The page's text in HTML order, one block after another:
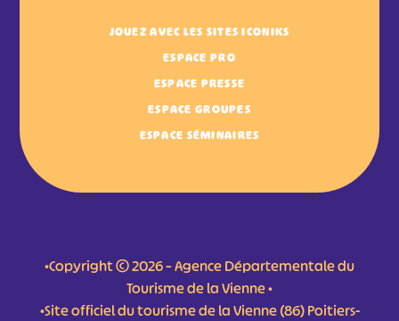
JOUEZ AVEC LES SITES ICONIKS
ESPACE PRO
ESPACE PRESSE
ESPACE GROUPES
ESPACE SÉMINAIRES
•Copyright © 2026 – Agence Départementale du
Tourisme de la Vienne •
•Site officiel du tourisme de la Vienne (86) Poitiers-